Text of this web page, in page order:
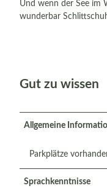
Und wenn der See im
wunderbar
Gut zu wissen
Allgemeine
Parkplätze
Sprachkenntnisse